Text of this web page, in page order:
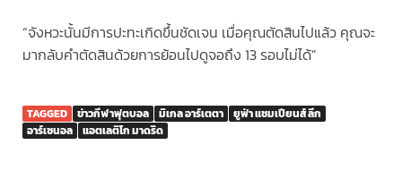
“จังหวะนั้นมีการปะทะเกิดขึ้นชัดเจน เมื่อคุณตัดสินไปแล้ว คุณจะ
มากลับคำตัดสินด้วยการย้อนไปดูจอถึง 13 รอบไม่ได้”
TAGGED ข่าวกีฬาฟุตบอล มิเกล อาร์เตตา
ยูฟ่า แชมเปียนส์ ลีก
อาร์เซนอล
แอตเลติโก มาดริด